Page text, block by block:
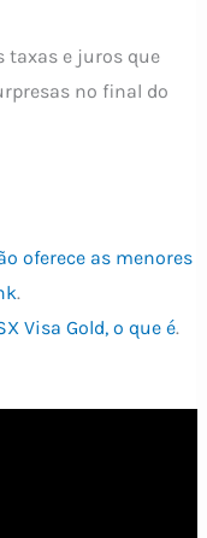
taxas e juros que
no final do
oferece as menores
.
Visa Gold, o que é.